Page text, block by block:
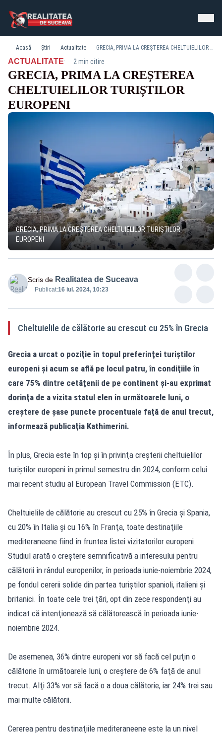
Acasă Știri Actualitate GRECIA, PRIMA LA CREȘTEREA CHELTUIELILOR TURIȘTILOR EUROPENI
ACTUALITATE· 2 min citire
GRECIA, PRIMA LA CREȘTEREA
CHELTUIELILOR TURIȘTILOR
EUROPENI
GRECIA, PRIMA LA CREȘTEREA CHELTUIELILOR TURIȘTILOR
EUROPENI
Scris de Realitatea de Suceava
Publicat:16 iul. 2024, 10:23
Cheltuielile de călătorie au crescut cu 25% în Grecia
Grecia a urcat o poziţie în topul preferinţei turiştilor
europeni şi acum se află pe locul patru, în condiţiile în
care 75% dintre cetăţenii de pe continent şi-au exprimat
dorinţa de a vizita statul elen în următoarele luni, o
creştere de şase puncte procentuale faţă de anul trecut,
informează publicaţia Kathimerini.
În plus, Grecia este în top şi în privinţa creşterii cheltuielilor
turiştilor europeni în primul semestru din 2024, conform celui
mai recent studiu al European Travel Commission (ETC).
Cheltuielile de călătorie au crescut cu 25% în Grecia şi Spania,
cu 20% în Italia şi cu 16% în Franţa, toate destinaţiile
mediteraneene fiind în fruntea listei vizitatorilor europeni.
Studiul arată o creştere semnificativă a interesului pentru
călătorii în rândul europenilor, în perioada iunie-noiembrie 2024,
pe fondul cererii solide din partea turiştilor spanioli, italieni şi
britanici. În toate cele trei ţări, opt din zece respondenţi au
indicat că intenţionează să călătorească în perioada iunie-
noiembrie 2024.
De asemenea, 36% dintre europeni vor să facă cel puţin o
călătorie în următoarele luni, o creştere de 6% faţă de anul
trecut. Alţi 33% vor să facă o a doua călătorie, iar 24% trei sau
mai multe călătorii.
Cererea pentru destinaţiile mediteraneene este la un nivel